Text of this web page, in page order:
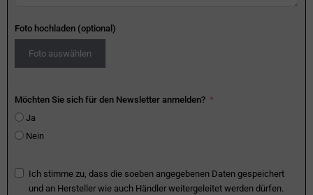
Foto hochladen (optional)
Foto auswählen
Möchten Sie sich für den Newsletter anmelden?
Ja
Nein
Ich stimme zu, dass die soeben angegebenen Daten gespeichert
und an Hersteller wie auch Händler weitergeleitet werden dürfen.